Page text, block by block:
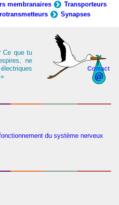
membranaires
Transporteurs
Synapses
Contact
Ce que tu
ne
du système nerveux